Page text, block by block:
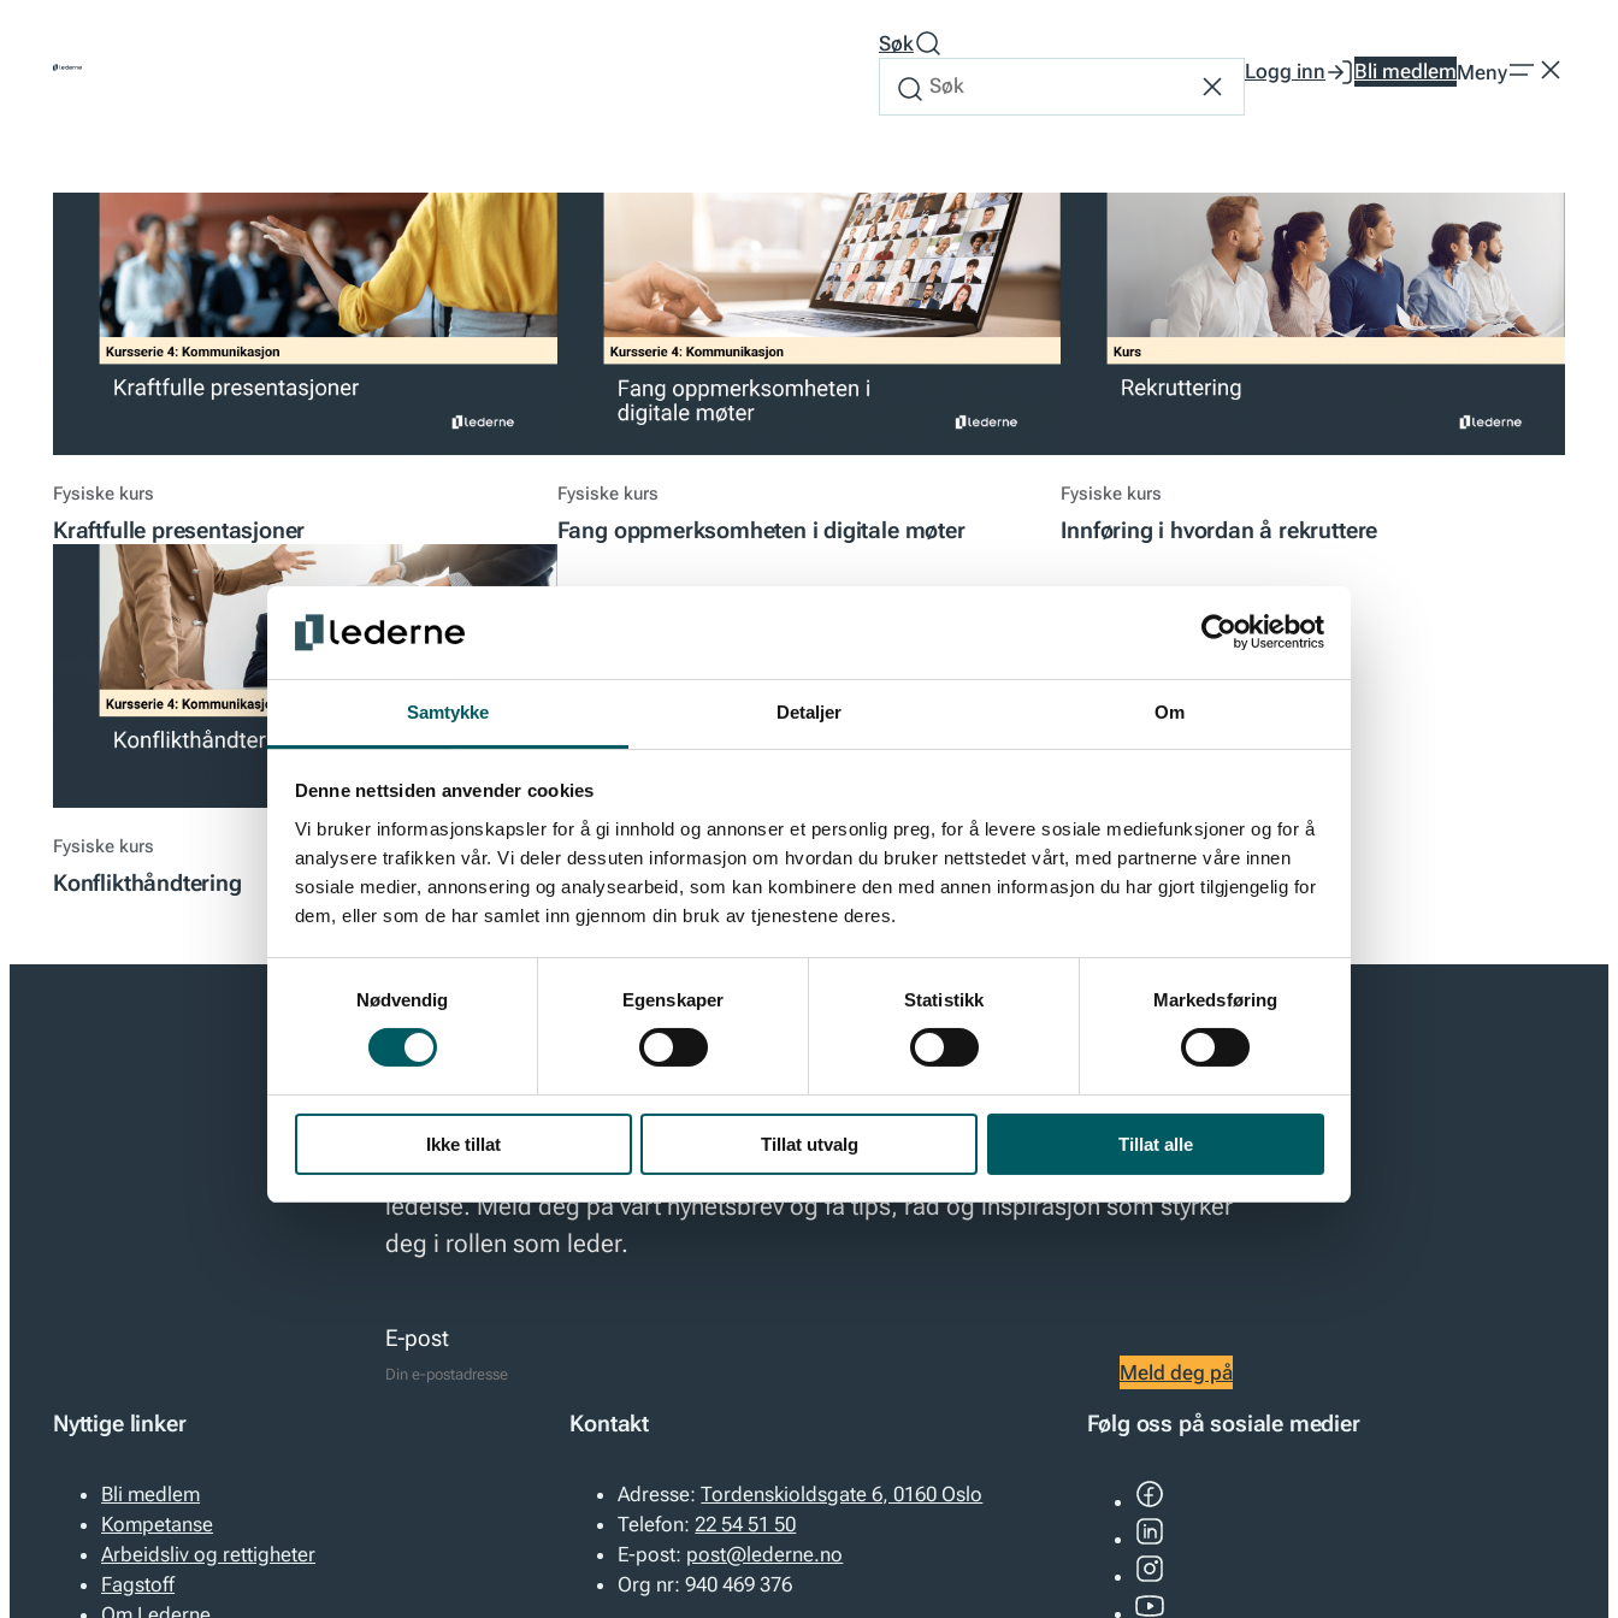
Samtykke Detaljer Om
Denne nettsiden anvender cookies
Vi bruker informasjonskapsler for å gi innhold og annonser et personlig preg, for å levere sosiale mediefunksjoner og for å
analysere trafikken vår. Vi deler dessuten informasjon om hvordan du bruker nettstedet vårt, med partnerne våre innen
sosiale medier, annonsering og analysearbeid, som kan kombinere den med annen informasjon du har gjort tilgjengelig for
dem, eller som de har samlet inn gjennom din bruk av tjenestene deres.
Samtykkevalg
Nødvendig
Egenskaper Statistikk Markedsføring
Ikke tillat Tillat utvalg Tillat alle
Søk
Søk
Søk
etter
TilbakestillLogg inn Bli medlemMeny
Fysiske kurs
Kraftfulle presentasjoner
Fysiske kurs
Fang oppmerksomheten i digitale møter
Fysiske kurs
Innføring i hvordan å rekruttere
Fysiske kurs
Konflikthåndtering
Få de siste ledelsesnyhetene
Hold deg oppdatert med de viktigste nyhetene og innsiktene for moderne
ledelse. Meld deg på vårt nyhetsbrev og få tips, råd og inspirasjon som styrker
deg i rollen som leder.
E-post
Meld deg på
Nyttige linker
Bli medlem
Kompetanse
Arbeidsliv og rettigheter
Fagstoff
Kontakt
Adresse: Tordenskioldsgate 6, 0160 Oslo
Telefon: 22 54 51 50
E-post: post@lederne.no
Org nr: 940 469 376
Følg oss på sosiale medier